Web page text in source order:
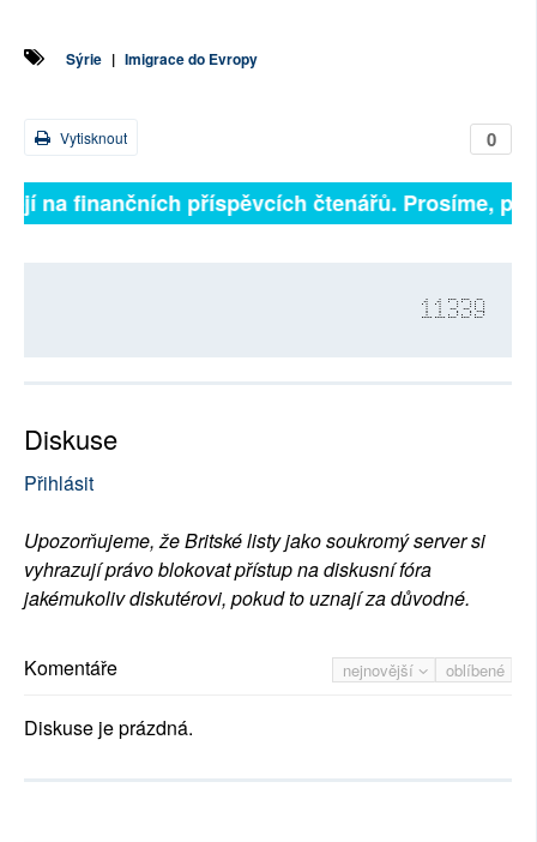
Sýrie | Imigrace do Evropy
0
Vytisknout
na finančních příspěvcích čtenářů. Prosíme,
11339
Diskuse
Přihlásit
Upozorňujeme, že Britské listy jako soukromý server si
vyhrazují právo blokovat přístup na diskusní fóra
jakémukoliv diskutérovi, pokud to uznají za důvodné.
nejnovější oblíbené
Komentáře
Diskuse je prázdná.